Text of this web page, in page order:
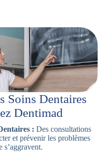
Soins Dentaires
Dentimad
: Des consultations
et prévenir les problèmes
s’aggravent.